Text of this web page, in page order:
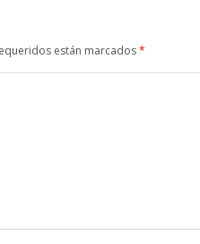
están marcados*